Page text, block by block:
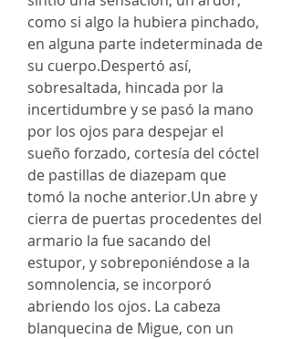
como si algo la hubiera pinchado,
en alguna parte indeterminada de
su cuerpo.Despertó así,
sobresaltada, hincada por la
incertidumbre y se pasó la mano
por los ojos para despejar el
sueño forzado, cortesía del cóctel
de pastillas de diazepam que
tomó la noche anterior.Un abre y
cierra de puertas procedentes del
armario la fue sacando del
estupor, y sobreponiéndose a la
somnolencia, se incorporó
abriendo los ojos. La cabeza
blanquecina de Migue, con un